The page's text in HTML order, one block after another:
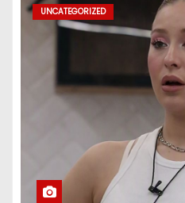
UNCATEGORIZED